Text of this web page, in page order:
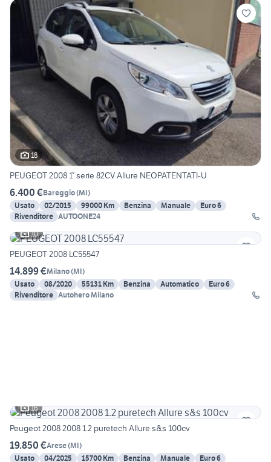
18
PEUGEOT 2008 1° serie 82CV Allure NEOPATENTATI-U
6.400 €Bareggio(MI)
Usato
02/2015 99000 Km Benzina Manuale
Euro 6
Rivenditore AUTOONE24
10
PEUGEOT 2008 LC55547
14.899 €Milano(MI)
Usato
08/2020 55131 Km Benzina Automatico
Euro 6
Rivenditore Autohero Milano
16
Peugeot 2008 2008 1.2 puretech Allure s&s 100cv
19.850 €Arese(MI)
Usato
04/2025 15700 Km Benzina Manuale Euro 6